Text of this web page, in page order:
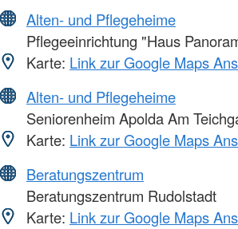
Alten- und Pflegeheime
Pflegeeinrichtung "Haus
Karte: Link zur Google Maps
Alten- und Pflegeheime
Seniorenheim Apolda Am
Karte: Link zur Google Maps
Beratungszentrum
Beratungszentrum Rudolstadt
Karte: Link zur Google Maps